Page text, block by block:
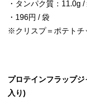
・タンパク質：11.0g /
・196円 / 袋
※クリスプ＝ポテトチ
プロテインフラップ
入り)